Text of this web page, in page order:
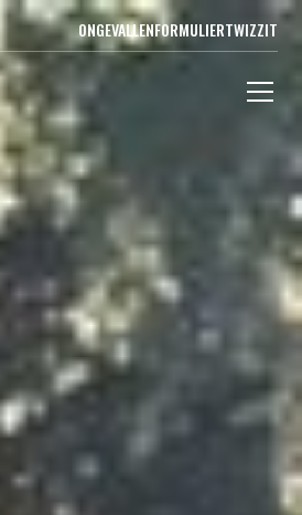
ONGEVALLENFORMULIERTWIZZIT